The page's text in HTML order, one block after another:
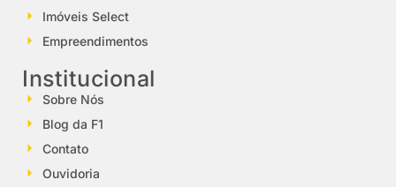
Imóveis Select
Empreendimentos
Institucional
Sobre Nós
Blog da F1
Contato
Ouvidoria